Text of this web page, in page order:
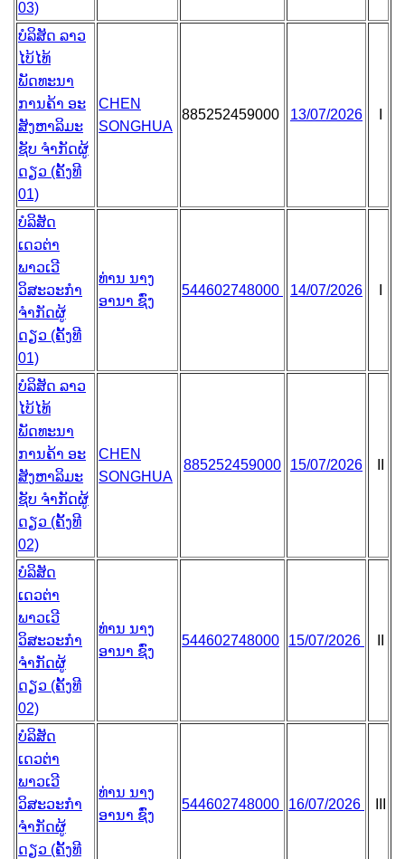
03)
ບໍລິສັດ ລາວ
ໄບ້ໄທ້
ພັດທະນາ
ການຄ້າ ອະ
ສັງຫາລິມະ
ຊັບ ຈຳກັດຜູ້
ດຽວ (ຄັ້ງທີ
01)
CHEN
SONGHUA
885252459000 13/07/2026
ບໍລິສັດ
ເດວຕ່າ
ພາວເວີ
ວິສະວະກຳ
ຈຳກັດຜູ້
ດຽວ (ຄັ້ງທີ
01)
ທ່ານ ນາງ
ອານາ ຊົ່ງ
544602748000 14/07/2026
ບໍລິສັດ ລາວ
ໄບ້ໄທ້
ພັດທະນາ
ການຄ້າ ອະ
ສັງຫາລິມະ
ຊັບ ຈຳກັດຜູ້
ດຽວ (ຄັ້ງທີ
02)
CHEN
SONGHUA
885252459000 15/07/2026
ບໍລິສັດ
ເດວຕ່າ
ພາວເວີ
ວິສະວະກຳ
ຈຳກັດຜູ້
ດຽວ (ຄັ້ງທີ
02)
ທ່ານ ນາງ
ອານາ ຊົ່ງ
544602748000 15/07/2026
ບໍລິສັດ
ເດວຕ່າ
ພາວເວີ
ວິສະວະກຳ
ຈຳກັດຜູ້
ດຽວ (ຄັ້ງທີ
ທ່ານ ນາງ
ອານາ ຊົ່ງ
544602748000 16/07/2026